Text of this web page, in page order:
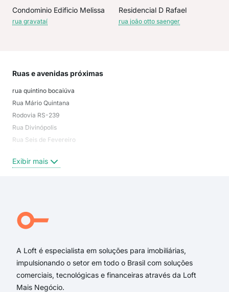
Condominio Edificio Melissa
rua gravataí
Residencial D Rafael
rua joão otto saenger
Ruas e avenidas próximas
rua quintino bocaiúva
Rua Mário Quintana
Rodovia RS-239
Rua Divinópolis
Rua Seis de Fevereiro
Rua Chuí
Rua Barão do Amazonas
Rua Travessão Campo Bom
Exibir mais
A Loft é especialista em soluções para imobiliárias,
impulsionando o setor em todo o Brasil com soluções
comerciais, tecnológicas e financeiras através da Loft
Mais Negócio.